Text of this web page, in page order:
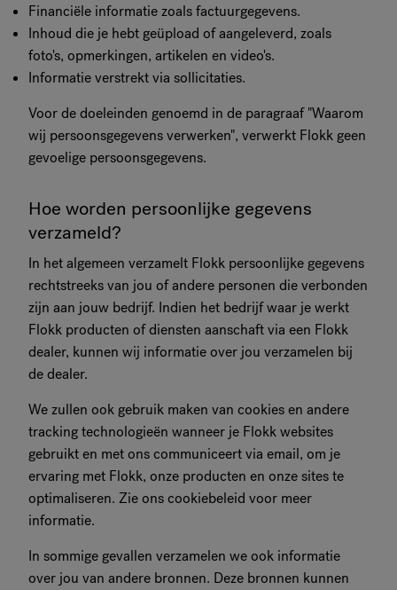
Financiële informatie zoals factuurgegevens.
Inhoud die je hebt geüpload of aangeleverd, zoals
foto's, opmerkingen, artikelen en video's.
Informatie verstrekt via sollicitaties.
Voor de doeleinden genoemd in de paragraaf "Waarom
wij persoonsgegevens verwerken", verwerkt Flokk geen
gevoelige persoonsgegevens.
Hoe worden persoonlijke gegevens
verzameld?
In het algemeen verzamelt Flokk persoonlijke gegevens
rechtstreeks van jou of andere personen die verbonden
zijn aan jouw bedrijf. Indien het bedrijf waar je werkt
Flokk producten of diensten aanschaft via een Flokk
dealer, kunnen wij informatie over jou verzamelen bij
de dealer.
We zullen ook gebruik maken van cookies en andere
tracking technologieën wanneer je Flokk websites
gebruikt en met ons communiceert via email, om je
ervaring met Flokk, onze producten en onze sites te
optimaliseren. Zie ons cookiebeleid voor meer
informatie.
In sommige gevallen verzamelen we ook informatie
over jou van andere bronnen. Deze bronnen kunnen